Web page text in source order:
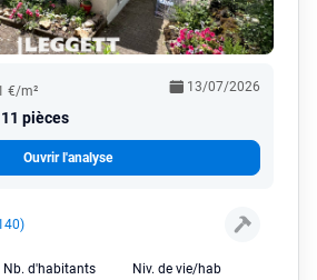
€/m²
pièces
13/07/2026
Ouvrir l'analyse
Nb. d'habitants
Niv. de vie/hab